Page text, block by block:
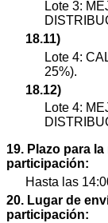
Lote 3:
18.11)
Lote 4:
25%).
18.12)
Lote 4:
19. Plazo para
participación:
Hasta las
20. Lugar de
participación: